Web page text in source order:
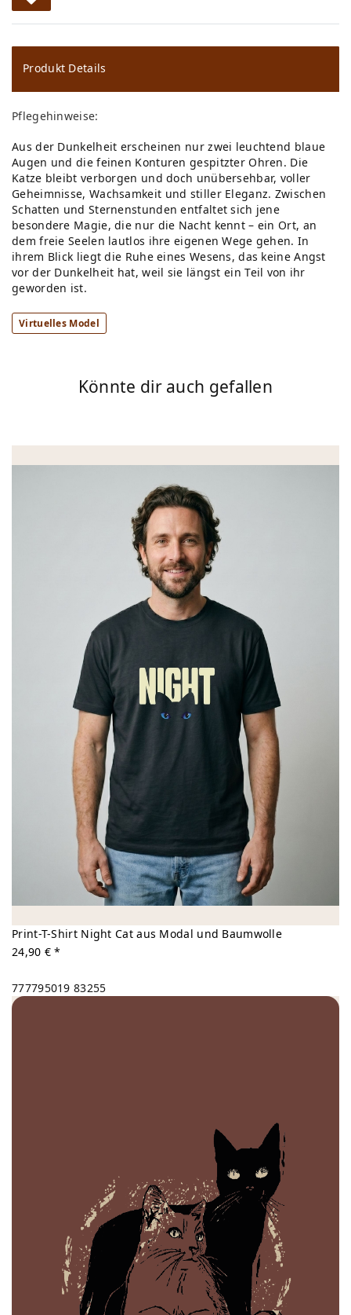
W
u
ns
ch
lis
te
Produkt Details
Pflegehinweise:
Aus der Dunkelheit erscheinen nur zwei leuchtend blaue
Augen und die feinen Konturen gespitzter Ohren. Die
Katze bleibt verborgen und doch unübersehbar, voller
Geheimnisse, Wachsamkeit und stiller Eleganz. Zwischen
Schatten und Sternenstunden entfaltet sich jene
besondere Magie, die nur die Nacht kennt – ein Ort, an
dem freie Seelen lautlos ihre eigenen Wege gehen. In
ihrem Blick liegt die Ruhe eines Wesens, das keine Angst
vor der Dunkelheit hat, weil sie längst ein Teil von ihr
geworden ist.
Virtuelles Model
Könnte dir auch gefallen
Print-T-Shirt Night Cat aus Modal und Baumwolle
24,90 € *
777795019 83255